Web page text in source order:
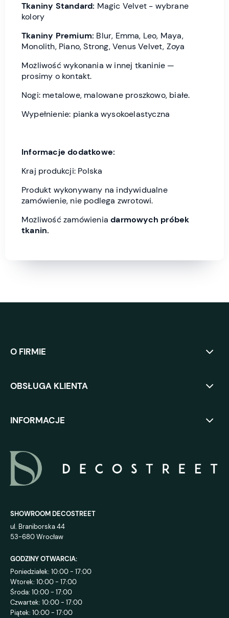
Tkaniny Standard: Magic Velvet - wybrane
kolory
Tkaniny Premium: Blur, Emma, Leo, Maya,
Monolith, Piano, Strong, Venus Velvet, Zoya
Możliwość wykonania w innej tkaninie —
prosimy o kontakt.
Nogi: metalowe, malowane proszkowo, białe.
Wypełnienie: pianka wysokoelastyczna
Informacje dodatkowe:
Kraj produkcji: Polska
Produkt wykonywany na indywidualne
zamówienie, nie podlega zwrotowi.
Możliwość zamówieniadarmowych próbek
tkanin.
O FIRMIE
OBSŁUGA KLIENTA
INFORMACJE
SHOWROOM DECOSTREET
ul. Braniborska 44
53-680 Wrocław
GODZINY OTWARCIA:
Poniedziałek: 10:00 - 17:00
Wtorek: 10:00 - 17:00
Środa: 10:00 - 17:00
Czwartek: 10:00 - 17:00
Piątek: 10:00 - 17:00